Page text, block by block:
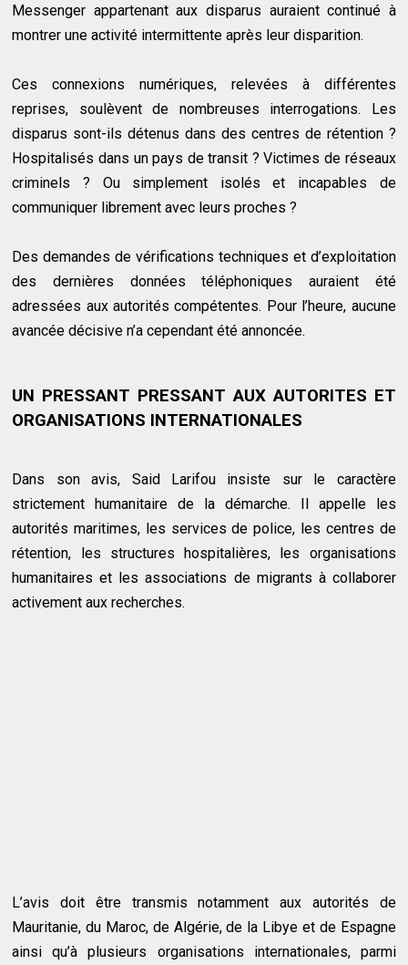
Messenger appartenant aux disparus auraient continué à
montrer une activité intermittente après leur disparition.
Ces connexions numériques, relevées à différentes
reprises, soulèvent de nombreuses interrogations. Les
disparus sont-ils détenus dans des centres de rétention ?
Hospitalisés dans un pays de transit ? Victimes de réseaux
criminels ? Ou simplement isolés et incapables de
communiquer librement avec leurs proches ?
Des demandes de vérifications techniques et d’exploitation
des dernières données téléphoniques auraient été
adressées aux autorités compétentes. Pour l’heure, aucune
avancée décisive n’a cependant été annoncée.
UN PRESSANT PRESSANT AUX AUTORITES ET
ORGANISATIONS INTERNATIONALES
Dans son avis, Said Larifou insiste sur le caractère
strictement humanitaire de la démarche. Il appelle les
autorités maritimes, les services de police, les centres de
rétention, les structures hospitalières, les organisations
humanitaires et les associations de migrants à collaborer
activement aux recherches.
L’avis doit être transmis notamment aux autorités de
Mauritanie, du Maroc, de Algérie, de la Libye et de Espagne
ainsi qu’à plusieurs organisations internationales, parmi